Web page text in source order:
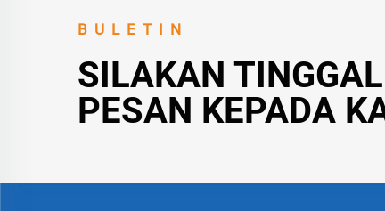
BULETIN
SILAKAN
PESAN KEPADA